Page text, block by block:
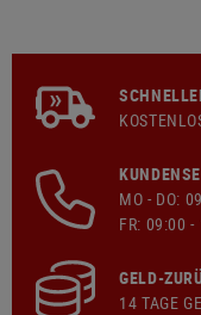
MO - DO:
FR: 09:00 -
GELD-
14 TAGE